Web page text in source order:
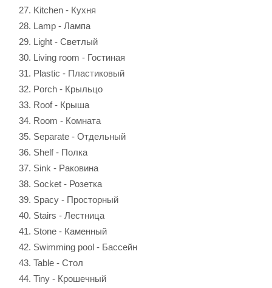
Kitchen - Кухня
Lamp - Лампа
Light - Светлый
Living room - Гостиная
Plastic - Пластиковый
Porch - Крыльцо
Roof - Крыша
Room - Комната
Separate - Отдельный
Shelf - Полка
Sink - Раковина
Socket - Розетка
Spacy - Просторный
Stairs - Лестница
Stone - Каменный
Swimming pool - Бассейн
Table - Стол
Tiny - Крошечный